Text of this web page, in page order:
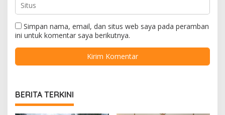
Simpan nama, email, dan situs web saya pada peramban
ini untuk komentar saya berikutnya.
BERITA TERKINI